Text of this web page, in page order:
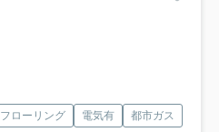
フローリング 電気有
都市ガス